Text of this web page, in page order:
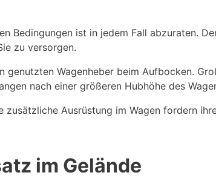
Bedingungen ist in jedem Fall abzuraten.
zu versorgen.
Wagenheber beim Aufbocken.
nach einer größeren Hubhöhe des
Ausrüstung im Wagen fordern
im Gelände